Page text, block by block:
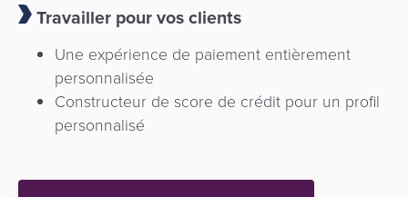
Travailler pour vos clients
Une expérience de paiement entièrement
personnalisée
Constructeur de score de crédit pour un profil
personnalisé